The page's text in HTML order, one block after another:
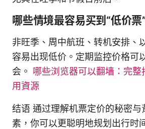
哪些情境最容易买到“低价票
非旺季、周中航班、转机安排、
容易出现低价。定期监控价格可
会。 哪些浏览器可以翻墙：完整
用資源
结语 通过理解机票定价的秘密与
素，你可以更聪明地规划出行时